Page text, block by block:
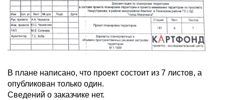
В плане написано, что проект состоит из 7 листов, а
опубликован только один.
Сведений о заказчике нет.